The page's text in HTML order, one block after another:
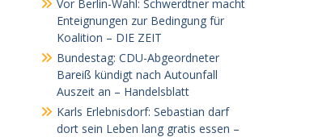
Vor Berlin-Wahl: Schwerdtner macht
Enteignungen zur Bedingung für
Koalition – DIE ZEIT
Bundestag: CDU-Abgeordneter
Bareiß kündigt nach Autounfall
Auszeit an – Handelsblatt
Karls Erlebnisdorf: Sebastian darf
dort sein Leben lang gratis essen –